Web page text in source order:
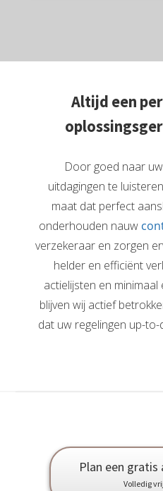
Altijd een
Door goed naar
uitdagingen te
maat dat perfect
onderhouden nauw
verzekeraar en zorgen
helder en efficiënt
actielijsten en minimaal
blijven wij actief
dat uw regelingen up-
Plan een gratis
Volledig